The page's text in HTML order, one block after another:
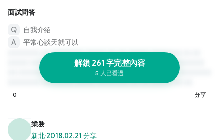
面試問答
自我介紹
平常心談天就可以
解鎖 261 字完整內容
5 人已看過
0 分享
業務
新北·2018.02.21 分享